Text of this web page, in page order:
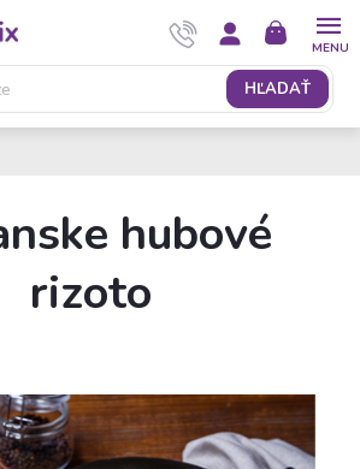
HĽADAŤ
NÁKUPNÝ
KOŠÍK
hubové
rizoto